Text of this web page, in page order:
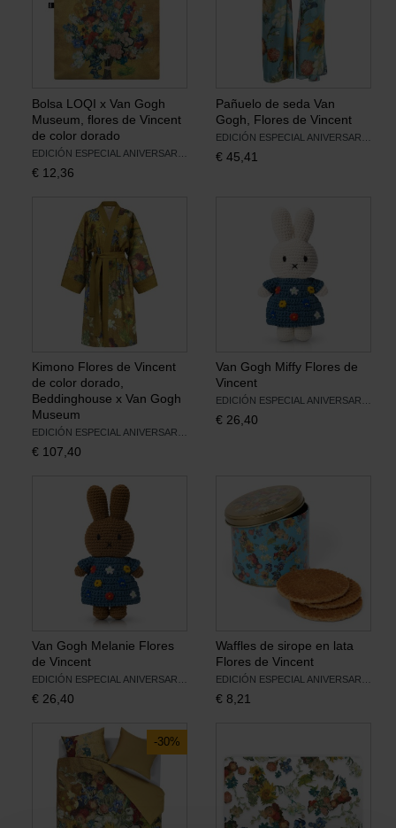
Bolsa LOQI x Van Gogh
Museum, flores de Vincent
de color dorado
€ 12,36
Pañuelo de seda Van
Gogh, Flores de Vincent
€ 45,41
Kimono Flores de Vincent
de color dorado,
Beddinghouse x Van Gogh
Museum
€ 107,40
Van Gogh Miffy Flores de
Vincent
€ 26,40
Van Gogh Melanie Flores
de Vincent
€ 26,40
Waffles de sirope en lata
Flores de Vincent
€ 8,21
-30%